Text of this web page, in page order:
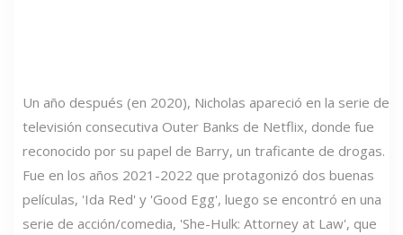
Un año después (en 2020), Nicholas apareció en la serie de
televisión consecutiva Outer Banks de Netflix, donde fue
reconocido por su papel de Barry, un traficante de drogas.
Fue en los años 2021-2022 que protagonizó dos buenas
películas, 'Ida Red' y 'Good Egg', luego se encontró en una
serie de acción/comedia, 'She-Hulk: Attorney at Law', que